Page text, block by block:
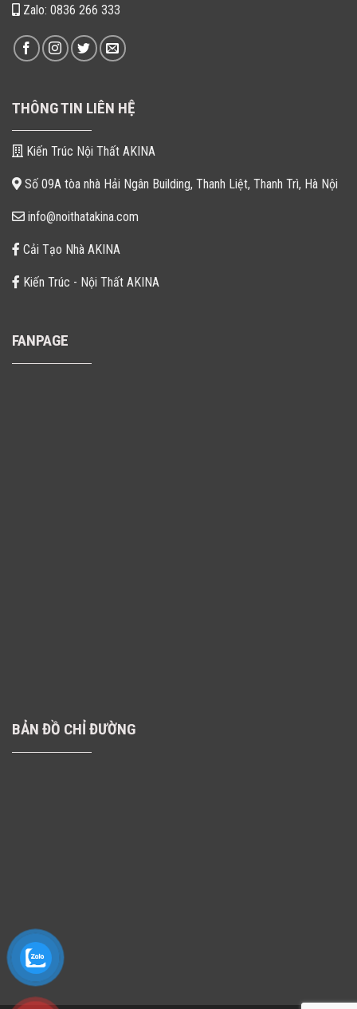
Zalo: 0836 266 333
THÔNG TIN LIÊN HỆ
Kiến Trúc Nội Thất AKINA
Số 09A tòa nhà Hải Ngân Building, Thanh Liệt, Thanh Trì, Hà Nội
info@noithatakina.com
Cải Tạo Nhà AKINA
Kiến Trúc - Nội Thất AKINA
FANPAGE
BẢN ĐỒ CHỈ ĐƯỜNG